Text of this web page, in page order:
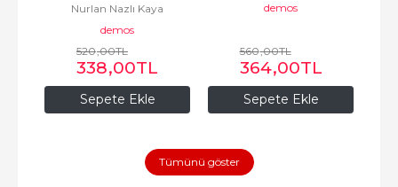
Sepete Ekle
Nurlan Nazlı Kaya
demos
520,00TL
338,00TL
Sepete Ekle
demos
560,00TL
364,00TL
Tümünü göster